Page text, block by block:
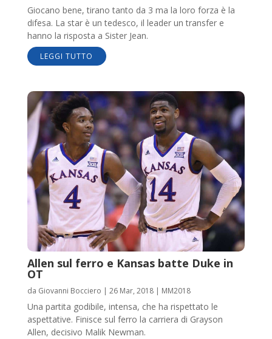
Giocano bene, tirano tanto da 3 ma la loro forza è la
difesa. La star è un tedesco, il leader un transfer e
hanno la risposta a Sister Jean.
LEGGI TUTTO
Allen sul ferro e Kansas batte Duke in
OT
da Giovanni Bocciero 26 Mar, 2018| MM2018
Una partita godibile, intensa, che ha rispettato le
aspettative. Finisce sul ferro la carriera di Grayson
Allen, decisivo Malik Newman.